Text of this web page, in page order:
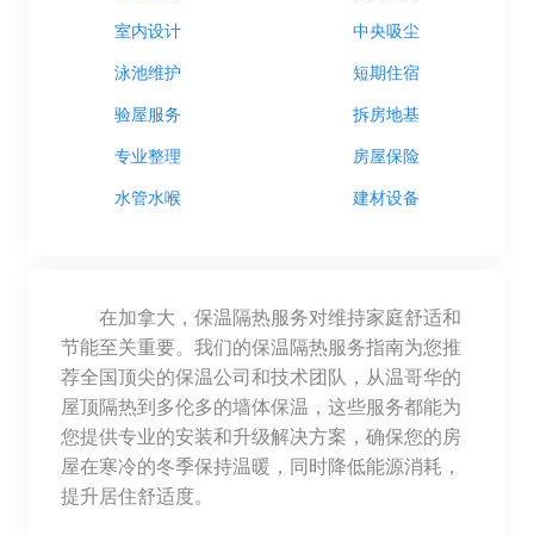
室内设计 中央吸尘
泳池维护 短期住宿
验屋服务 拆房地基
专业整理 房屋保险
水管水喉 建材设备
在加拿大，保温隔热服务对维持家庭舒适和
节能至关重要。我们的保温隔热服务指南为您推
荐全国顶尖的保温公司和技术团队，从温哥华的
屋顶隔热到多伦多的墙体保温，这些服务都能为
您提供专业的安装和升级解决方案，确保您的房
屋在寒冷的冬季保持温暖，同时降低能源消耗，
提升居住舒适度。